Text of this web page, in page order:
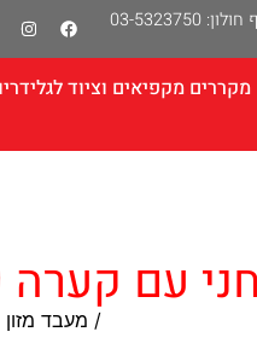
03-5323750
מקררים מקפיאים וציוד
ליטר רובוט קופ צרפת
/ מעבד מזון שולחני